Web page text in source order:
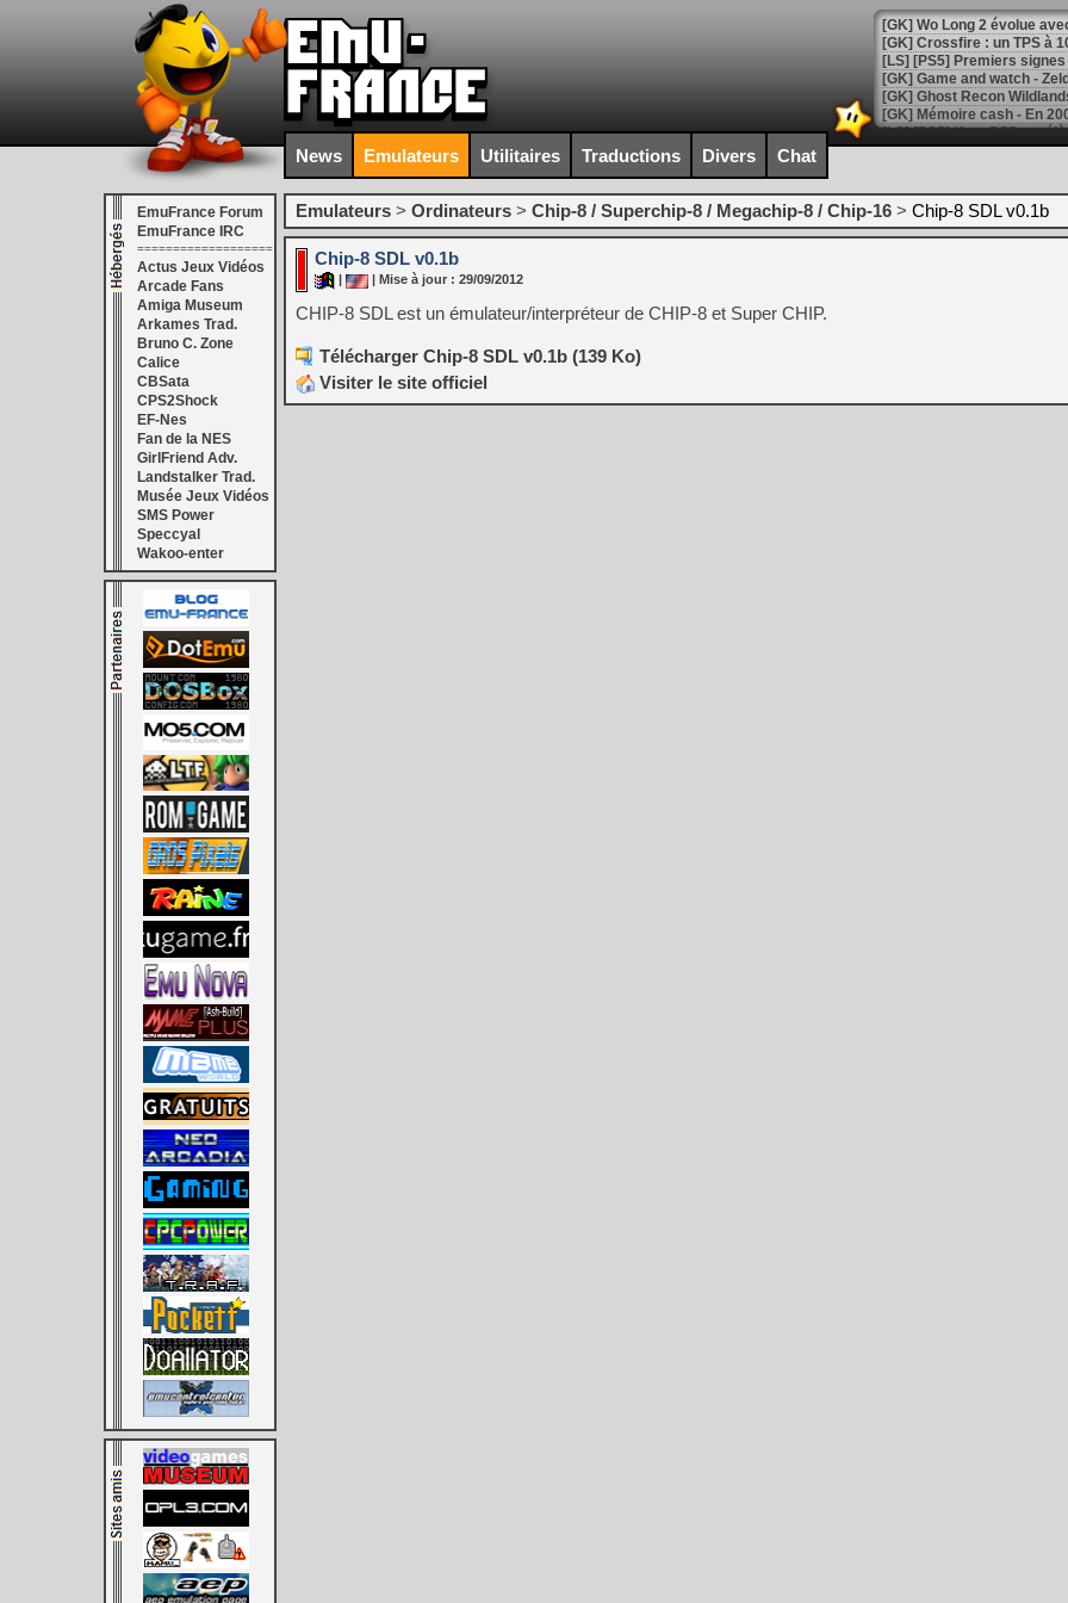
[GK] Wo Long 2 évolue
[GK] Crossfire : un TPS à
[LS] [PS5] Premiers
[Mo5] DOOM arrive en
[GK] Bethesda fête les 30
[GK] Roblox : l'action en
[GK] Agenda - GeForce
[LS] [PS5] ps5-y2jb-
[GK] Pourquoi Marvel
[GK] Test : Restory : Chill
[GK] GTA 6 : Rockstar
[GK] Hot Wheels Infinite
[GK] Mémoire cash -
[GK] Résultats Nintendo :
[GK] Déjà des
[Mo5] Brickboy cherche à
[GK] Beast of
[GK] Ubisoft : fin de partie
[GK] Mémoire cash -
[GK] Comment EA Sports
[GK] Crimson Moon : un
[GK] Isle of Reveries : le
[GK] Moonlighter 2 : The
[GK] Capcom relance
[Mo5] Deux inédits du
[GK] Le beat'em up The
[GK] Mistfall Hunter : déjà
News Emulateurs Utilitaires Traductions Divers Chat
EmuFrance Forum
EmuFrance IRC
===================
Actus Jeux Vidéos
Arcade Fans
Amiga Museum
Arkames Trad.
Bruno C. Zone
Calice
CBSata
CPS2Shock
EF-Nes
Fan de la NES
GirlFriend Adv.
Landstalker Trad.
Musée Jeux Vidéos
SMS Power
Speccyal
Wakoo-enter
Emulateurs > Ordinateurs > Chip-8 / Superchip-8 / Megachip-8 / Chip-16 > Chip-8 SDL v0.1b
Chip-8 SDL v0.1b
| Mise à jour : 29/09/2012
CHIP-8 SDL est un émulateur/interpréteur de CHIP-8 et Super CHIP.
Télécharger Chip-8 SDL v0.1b (139 Ko)
Visiter le site officiel